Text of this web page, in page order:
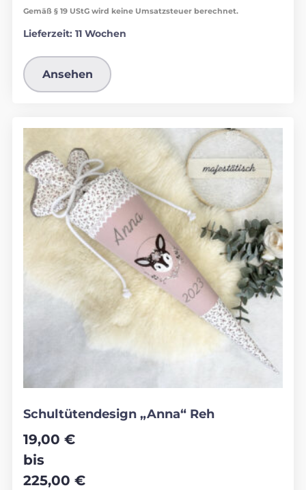
Gemäß § 19 UStG wird keine Umsatzsteuer berechnet.
Lieferzeit: 11 Wochen
Ansehen
Schultütendesign „Anna“ Reh
19,00 €
bis
225,00 €